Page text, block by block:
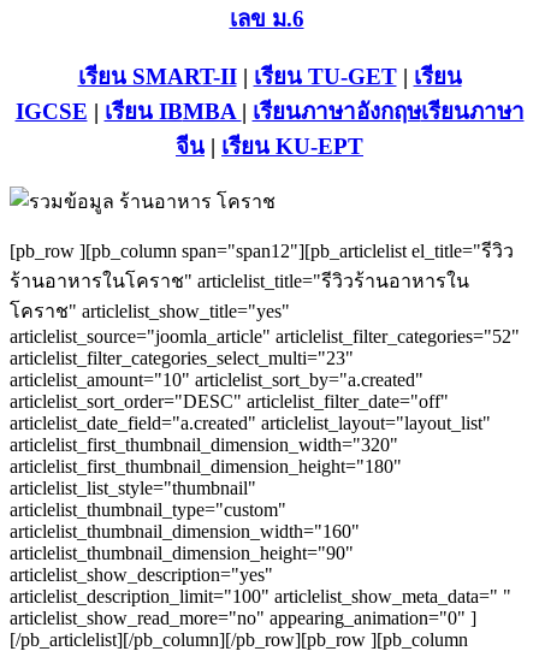
เลข ม.6
เรียน SMART-II| เรียน TU-GET| เรียน
IGCSE | เรียน IBMBA | เรียนภาษาอังกฤษเรียนภาษา
จีน | เรียน KU-EPT
[pb_row ][pb_column span="span12"][pb_articlelist el_title="รีวิว
ร้านอาหารในโคราช" articlelist_title="รีวิวร้านอาหารใน
โคราช" articlelist_show_title="yes"
articlelist_source="joomla_article" articlelist_filter_categories="52"
articlelist_filter_categories_select_multi="23"
articlelist_amount="10" articlelist_sort_by="a.created"
articlelist_sort_order="DESC" articlelist_filter_date="off"
articlelist_date_field="a.created" articlelist_layout="layout_list"
articlelist_first_thumbnail_dimension_width="320"
articlelist_first_thumbnail_dimension_height="180"
articlelist_list_style="thumbnail"
articlelist_thumbnail_type="custom"
articlelist_thumbnail_dimension_width="160"
articlelist_thumbnail_dimension_height="90"
articlelist_show_description="yes"
articlelist_description_limit="100" articlelist_show_meta_data=" "
articlelist_show_read_more="no" appearing_animation="0" ]
[/pb_articlelist][/pb_column][/pb_row][pb_row ][pb_column